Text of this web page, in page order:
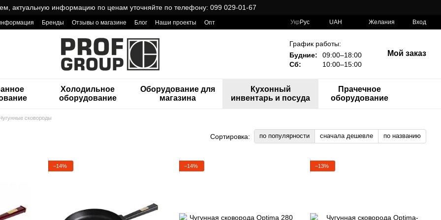
актуальную информацию по ценам уточняйте по телефону: 099 029-01-67
Бренды Отзывы о магазине Блог Наши проекты
Опт
Укр Рус UAH Желания Вход
График работы:
Будние:
09:00–18:00
Сб:
10:00–15:00
Мой заказ
Холодильное
оборудование
Оборудование для
магазина
Кухонный
инвентарь и посуда
Прачечное
оборудование
Чугунные сковороды
Сортировка: по популярности сначала дешевле по названию
−14% −14% −13%